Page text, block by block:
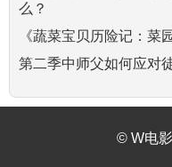
么？
《蔬菜宝贝历险记：菜
第二季中师父如何应对
© W电